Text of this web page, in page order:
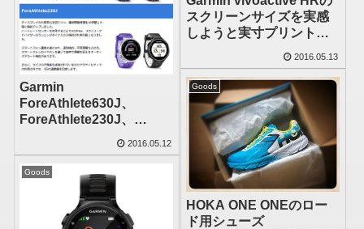
スクリーンサイズを実感
しようと実寸プリントを
2016.05.13
Garmin
ForeAthlete630J、
ForeAthlete230J、
とのこと
2016.05.12
Goods
HOKA ONE ONEのロー
ド用シューズ
Goods